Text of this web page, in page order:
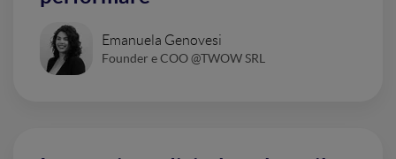
Emanuela Genovesi
Founder e COO @TWOW SRL